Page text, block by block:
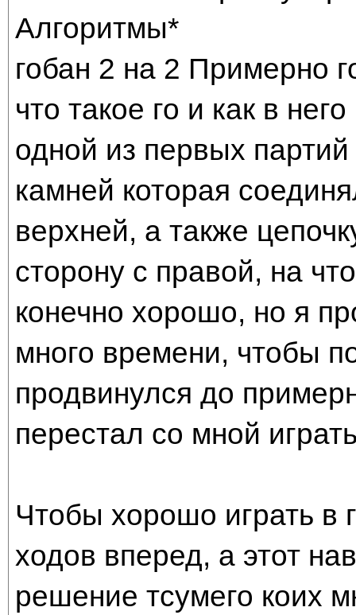
Алгоритмы*
гобан 2 на 2 Примерно
что такое го и как в
одной из первых
камней которая
верхней, а также
сторону с правой, на
конечно хорошо, но я
много времени, чтобы
продвинулся до
перестал со мной
Чтобы хорошо играть в
ходов вперед, а этот
решение тсумего коих